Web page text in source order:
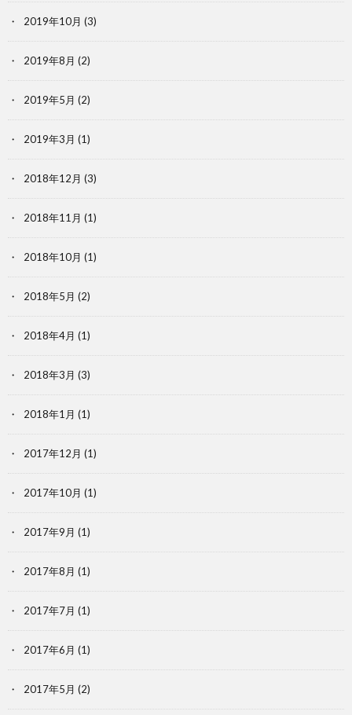
2019年10月 (3)
2019年8月 (2)
2019年5月 (2)
2019年3月 (1)
2018年12月 (3)
2018年11月 (1)
2018年10月 (1)
2018年5月 (2)
2018年4月 (1)
2018年3月 (3)
2018年1月 (1)
2017年12月 (1)
2017年10月 (1)
2017年9月 (1)
2017年8月 (1)
2017年7月 (1)
2017年6月 (1)
2017年5月 (2)